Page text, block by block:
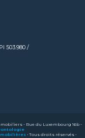
503.980 /
- Rue du Luxembourg 16b -
• Tous droits réservés •